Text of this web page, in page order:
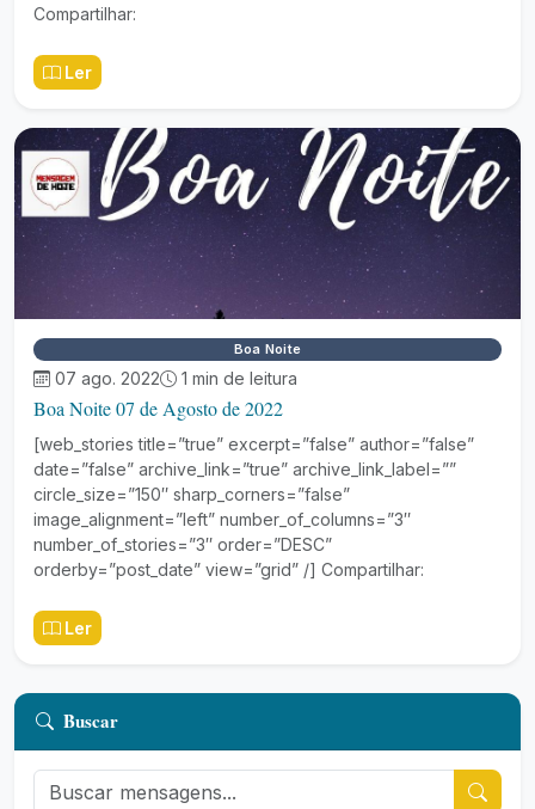
Compartilhar:
Ler
Boa Noite
07 ago. 2022 1 min de leitura
Boa Noite 07 de Agosto de 2022
[web_stories title=”true” excerpt=”false” author=”false”
date=”false” archive_link=”true” archive_link_label=””
circle_size=”150″ sharp_corners=”false”
image_alignment=”left” number_of_columns=”3″
number_of_stories=”3″ order=”DESC”
orderby=”post_date” view=”grid” /] Compartilhar:
Ler
Buscar